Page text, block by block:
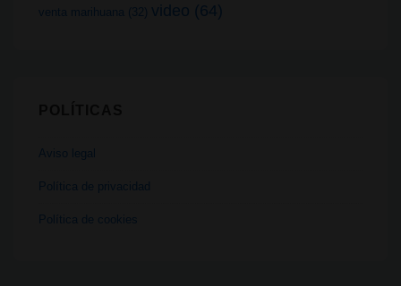
venta marihuana (32) video (64)
Aviso legal
Política de privacidad
Política de cookies